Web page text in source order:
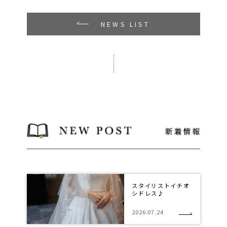
NEWS LIST
スタイリストイチオ
シドレス♪
2026.07.24